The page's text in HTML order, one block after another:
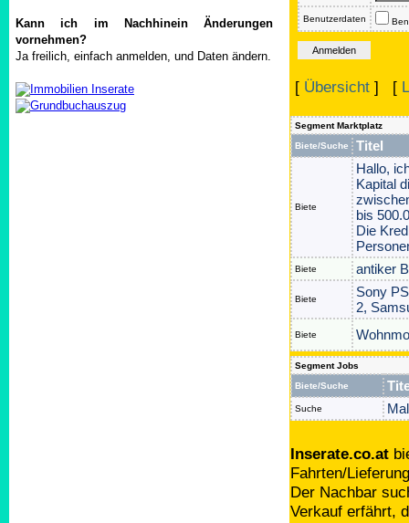
Kann ich im Nachhinein Änderungen
vornehmen?
Ja freilich, einfach anmelden, und Daten ändern.
Benutzerdaten
[ Übersicht ] [
Segment Marktplatz
Biete/Suche
Titel
Biete
Hallo,
Kapital
bis
Die
Biete antiker
Biete
Sony
2,
Biete
Segment Jobs
Biete/Suche
Suche
Inserate.co.at
Fahrten/
Der Nachbar
Verkauf erfährt,